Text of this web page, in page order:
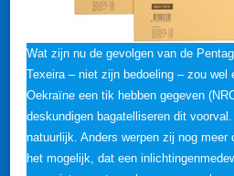
Wat zijn nu de gevolgen van de
Texeira – niet zijn bedoeling – zou wel
Oekraïne een tik hebben gegeven
deskundigen bagatelliseren dit
natuurlijk. Anders werpen zij nog meer
het mogelijk, dat een